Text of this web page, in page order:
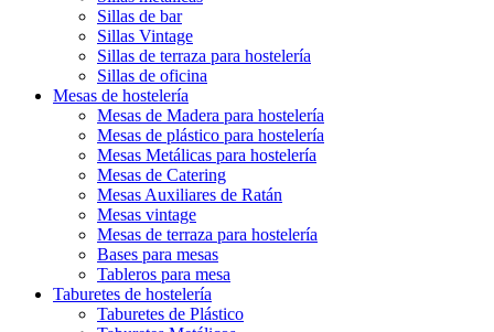
Sillas de bar
Sillas Vintage
Sillas de terraza para hostelería
Sillas de oficina
Mesas de hostelería
Mesas de Madera para hostelería
Mesas de plástico para hostelería
Mesas Metálicas para hostelería
Mesas de Catering
Mesas Auxiliares de Ratán
Mesas vintage
Mesas de terraza para hostelería
Bases para mesas
Tableros para mesa
Taburetes de hostelería
Taburetes de Plástico